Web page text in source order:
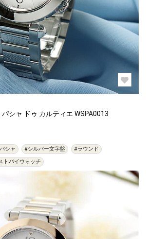
パシャ ドゥ カルティエ WSPA0013
シャ #シルバー文字盤
#ラウンド
トバイウォッチ